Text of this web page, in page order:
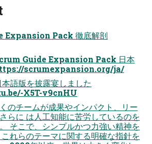
Expansion Pack 徹底解剖
Guide Expansion Pack 日本
scrumexpansion.org/ja/
語版を披露宴しました
X5T-v9cnHU
のチームが成果やインパクト、リー
らに は人工知能に苦労しているのを
そこで、シンプルかつ力強い精神を
れらのテーマに関する明確な指針を